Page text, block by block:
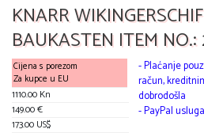
KNARR
BAUKASTEN ITEM NO.:
Cijena s porezom
Za kupce u EU
1110.00 Kn
149.00 €
173.00 US$
- Plaćanje
račun,
dobrodošla
- PayPal